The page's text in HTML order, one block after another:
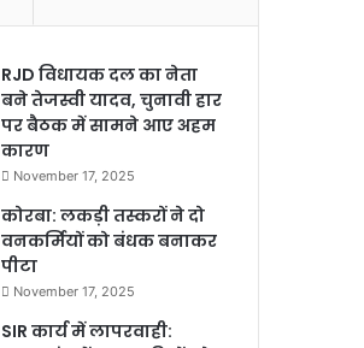
RJD विधायक दल का नेता
बने तेजस्वी यादव, चुनावी हार
पर बैठक में सामने आए अहम
कारण
November 17, 2025
कोरबा: लकड़ी तस्करों ने दो
वनकर्मियों को बंधक बनाकर
पीटा
November 17, 2025
SIR कार्य में लापरवाही: